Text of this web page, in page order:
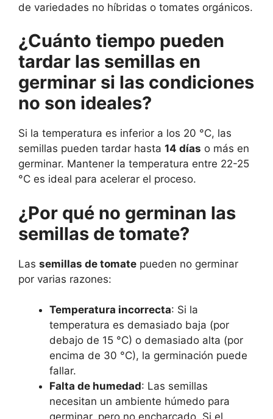
de variedades no híbridas o tomates orgánicos.
¿Cuánto tiempo pueden
tardar las semillas en
germinar si las condiciones
no son ideales?
Si la temperatura es inferior a los 20 °C, las
semillas pueden tardar hasta 14 días o más en
germinar. Mantener la temperatura entre 22-25
°C es ideal para acelerar el proceso.
¿Por qué no germinan las
semillas de tomate?
Las semillas de tomate pueden no germinar
por varias razones:
Temperatura incorrecta: Si la
temperatura es demasiado baja (por
debajo de 15 °C) o demasiado alta (por
encima de 30 °C), la germinación puede
fallar.
Falta de humedad: Las semillas
necesitan un ambiente húmedo para